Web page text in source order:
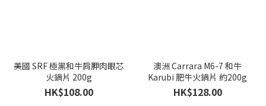
美國 SRF 極黑和牛肩胛肉眼芯
火鍋片 200g
HK$108.00
澳洲 Carrara M6-7 和牛
Karubi 肥牛火鍋片 約200g
HK$128.00